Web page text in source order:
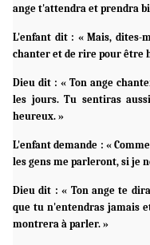
ange t'attendra et prendra
L'enfant dit : « Mais, dites-
chanter et de rire pour être
Dieu dit : « Ton ange
les jours. Tu sentiras
heureux. »
L'enfant demande : «
les gens me parleront, si je
Dieu dit : « Ton ange te
que tu n'entendras jamais
montrera à parler. »